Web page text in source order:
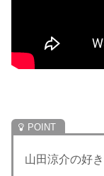
山田涼介の好